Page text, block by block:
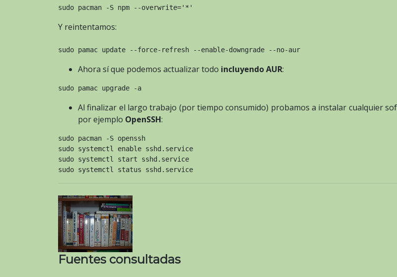
sudo pacman -S npm --overwrite='*'
Y reintentamos:
sudo pamac update --force-refresh --enable-downgrade --no-aur
Ahora sí que podemos actualizar todo incluyendo AUR:
sudo pamac upgrade -a
Al finalizar el largo trabajo (por tiempo consumido) probamos a instalar cualquier
por ejemplo OpenSSH:
sudo pacman -S openssh
sudo systemctl enable sshd.service
sudo systemctl start sshd.service
sudo systemctl status sshd.service
Fuentes consultadas